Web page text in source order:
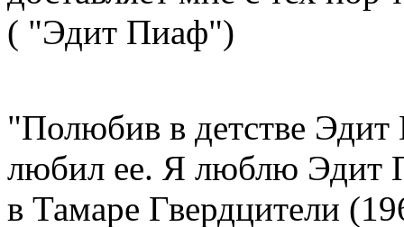
( "Эдит Пиаф")
"Полюбив в детстве
любил ее. Я люблю Эдит
в Тамаре Гвердцители